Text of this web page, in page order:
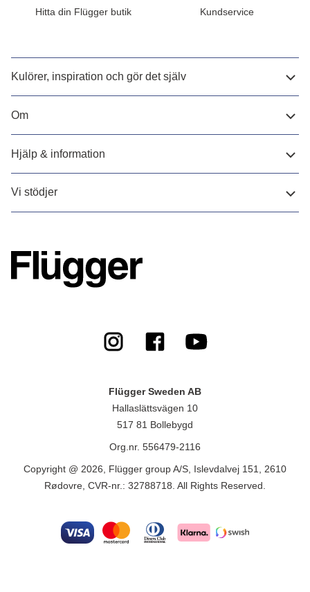
Hitta din Flügger butik Kundservice
Kulörer, inspiration och gör det själv
Om
Hjälp & information
Vi stödjer
Flügger Sweden AB
Hallaslättsvägen 10
517 81 Bollebygd
Org.nr. 556479-2116
Copyright @ 2026, Flügger group A/S, Islevdalvej 151, 2610
Rødovre, CVR-nr.: 32788718. All Rights Reserved.